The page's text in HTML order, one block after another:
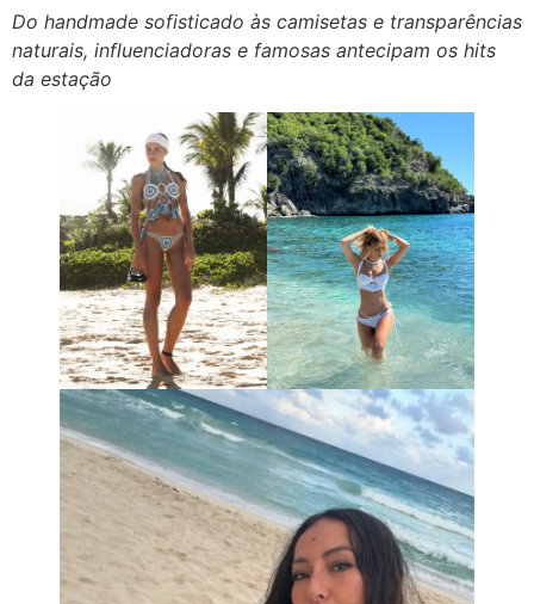
Do handmade sofisticado às camisetas e transparências
naturais, influenciadoras e famosas antecipam os hits
da estação